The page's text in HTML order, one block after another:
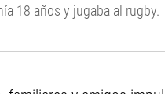
18 años y jugaba al rugby.